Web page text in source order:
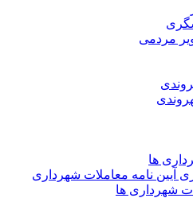
مردمی
ها
آیین نامه معاملات شهرداری
شهرداری ها